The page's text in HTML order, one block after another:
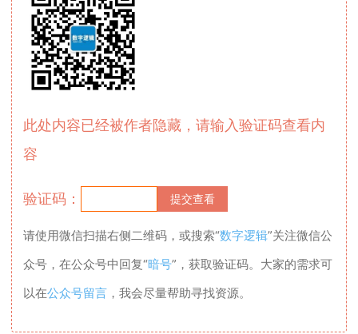
此处内容已经被作者隐藏，请输入验证码查看内
容
验证码：
请使用微信扫描右侧二维码，或搜索“数字逻辑”关注微信公
众号，在公众号中回复“暗号”，获取验证码。大家的需求可
以在公众号留言 ，我会尽量帮助寻找资源。